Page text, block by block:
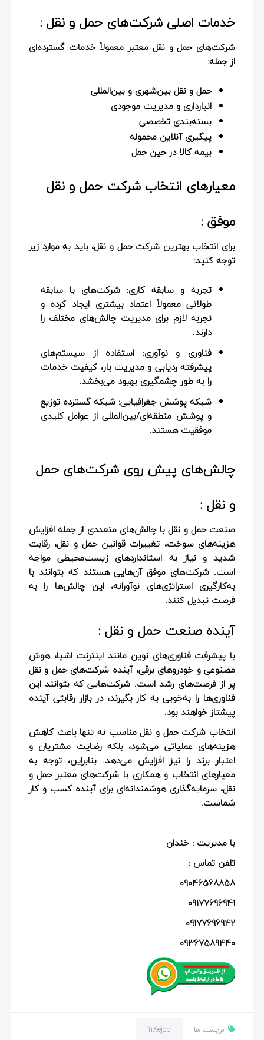
خدمات اصلی شرکت‌های حمل و نقل :
شرکت‌های حمل و نقل معتبر معمولاً خدمات گسترده‌ای
از جمله:
حمل و نقل بین‌شهری و بین‌المللی
انبارداری و مدیریت موجودی
بسته‌بندی تخصصی
پیگیری آنلاین محموله
بیمه کالا در حین حمل
معیارهای انتخاب شرکت حمل و نقل
موفق :
برای انتخاب بهترین شرکت حمل و نقل، باید به موارد زیر
توجه کنید:
تجربه و سابقه کاری: شرکت‌های با سابقه
طولانی معمولاً اعتماد بیشتری ایجاد کرده و
تجربه لازم برای مدیریت چالش‌های مختلف را
دارند.
فناوری و نوآوری: استفاده از سیستم‌های
پیشرفته ردیابی و مدیریت بار، کیفیت خدمات
را به طور چشمگیری بهبود می‌بخشد.
شبکه پوشش جغرافیایی: شبکه گسترده توزیع
و پوشش منطقه‌ای/بین‌المللی از عوامل کلیدی
موفقیت هستند.
چالش‌های پیش روی شرکت‌های حمل
و نقل :
صنعت حمل و نقل با چالش‌های متعددی از جمله افزایش
هزینه‌های سوخت، تغییرات قوانین حمل و نقل، رقابت
شدید و نیاز به استانداردهای زیست‌محیطی مواجه
است. شرکت‌های موفق آن‌هایی هستند که بتوانند با
به‌کارگیری استراتژی‌های نوآورانه، این چالش‌ها را به
فرصت تبدیل کنند.
آینده صنعت حمل و نقل :
با پیشرفت فناوری‌های نوین مانند اینترنت اشیا، هوش
مصنوعی و خودروهای برقی، آینده شرکت‌های حمل و نقل
پر از فرصت‌های رشد است. شرکت‌هایی که بتوانند این
فناوری‌ها را به‌خوبی به کار بگیرند، در بازار رقابتی آینده
پیشتاز خواهند بود.
انتخاب شرکت حمل و نقل مناسب نه تنها باعث کاهش
هزینه‌های عملیاتی می‌شود، بلکه رضایت مشتریان و
اعتبار برند را نیز افزایش می‌دهد. بنابراین، توجه به
معیارهای انتخاب و همکاری با شرکت‌های معتبر حمل و
نقل، سرمایه‌گذاری هوشمندانه‌ای برای آینده کسب و کار
شماست.
با مدیریت : خندان
تلفن تماس :
09046568858
09177696941
09177696942
09367589440
برچسب ها 118ejob